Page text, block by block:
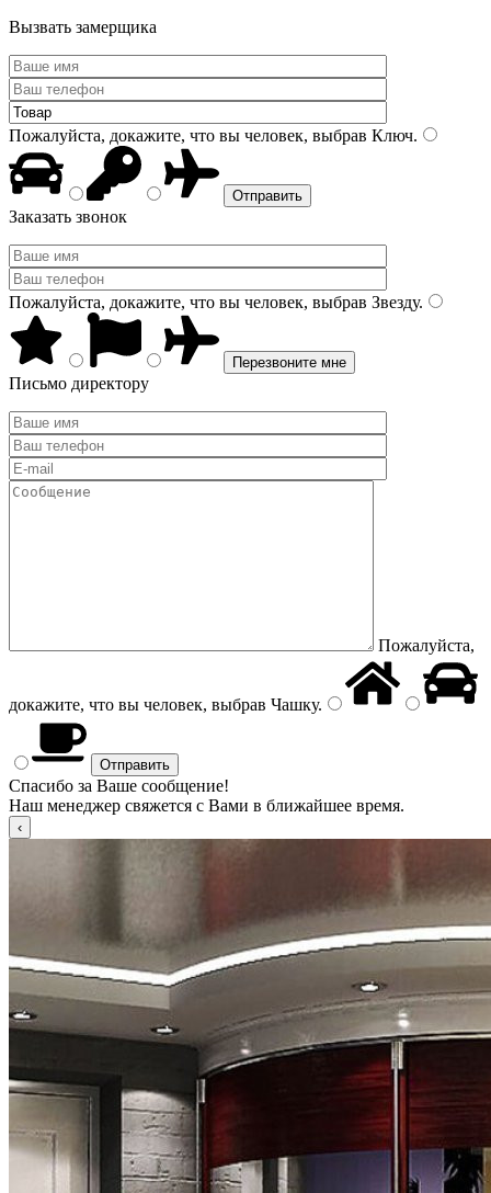
Вызвать замерщика
Пожалуйста, докажите, что вы человек, выбрав Ключ.
Заказать звонок
Пожалуйста, докажите, что вы человек, выбрав Звезду.
Письмо директору
Пожалуйста,
докажите, что вы человек, выбрав Чашку.
Спасибо за Ваше сообщение!
Наш менеджер свяжется с Вами в ближайшее время.